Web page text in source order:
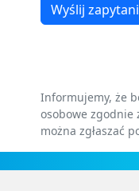
Wyślij
Informujemy, że
osobowe zgodnie
można zgłaszać